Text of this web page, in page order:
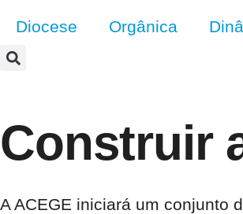
Diocese Orgânica
Construir
A ACEGE iniciará um conjunto